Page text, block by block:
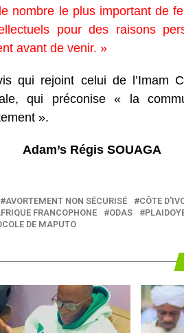
le nombre le plus important de
pour des raisons
avant de venir. »
qui rejoint celui de l’Imam
qui préconise « la
».
Adam’s Régis SOUAGA
AVORTEMENT NON SÉCURISÉ CÔTE
FRANCOPHONE
ODAS
DE MAPUTO